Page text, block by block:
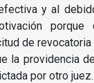
y al
porque
de revocatoria
la providencia
por otro juez.